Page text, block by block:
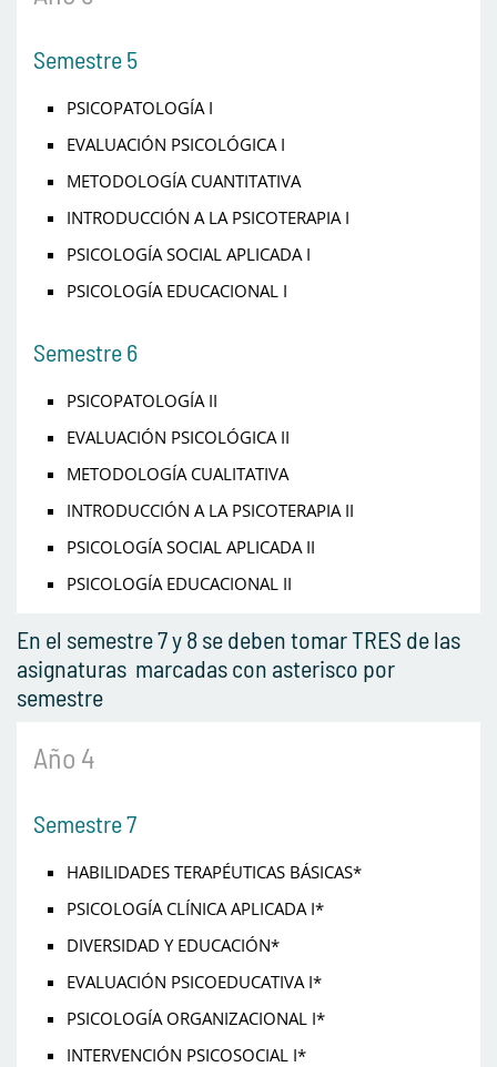
Semestre 5
PSICOPATOLOGÍA I
EVALUACIÓN PSICOLÓGICA I
METODOLOGÍA CUANTITATIVA
INTRODUCCIÓN A LA PSICOTERAPIA I
PSICOLOGÍA SOCIAL APLICADA I
PSICOLOGÍA EDUCACIONAL I
Semestre 6
PSICOPATOLOGÍA II
EVALUACIÓN PSICOLÓGICA II
METODOLOGÍA CUALITATIVA
INTRODUCCIÓN A LA PSICOTERAPIA II
PSICOLOGÍA SOCIAL APLICADA II
PSICOLOGÍA EDUCACIONAL II
En el semestre 7 y 8 se deben tomar TRES de las
asignaturas marcadas con asterisco por
semestre
Año 4
Semestre 7
HABILIDADES TERAPÉUTICAS BÁSICAS*
PSICOLOGÍA CLÍNICA APLICADA I*
DIVERSIDAD Y EDUCACIÓN*
EVALUACIÓN PSICOEDUCATIVA I*
PSICOLOGÍA ORGANIZACIONAL I*
INTERVENCIÓN PSICOSOCIAL I*